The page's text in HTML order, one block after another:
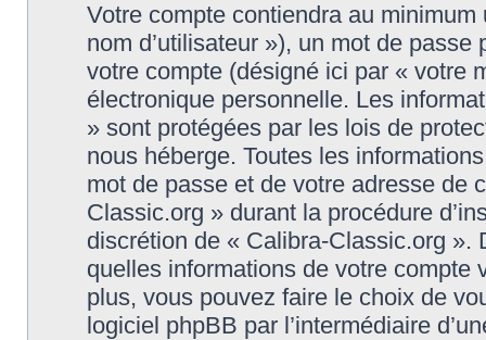
Votre compte contiendra au
nom d’utilisateur »), un mot de
votre compte (désigné ici par « votre
électronique personnelle. Les
» sont protégées par les lois de
nous héberge. Toutes les
mot de passe et de votre adresse de
Classic.org » durant la procédure
discrétion de « Calibra-Classic.org
quelles informations de votre compte
plus, vous pouvez faire le choix de
logiciel phpBB par l’intermédiaire